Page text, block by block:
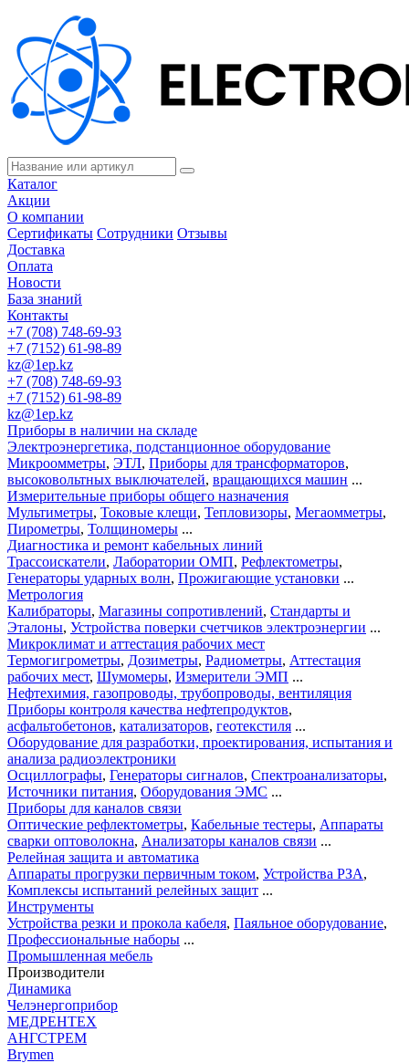
Каталог
Акции
О компании
Сертификаты Сотрудники Отзывы
Доставка
Оплата
Новости
База знаний
Контакты
+7 (708) 748-69-93
+7 (7152) 61-98-89
kz@1ep.kz
+7 (708) 748-69-93
+7 (7152) 61-98-89
kz@1ep.kz
Приборы в наличии на складе
Электроэнергетика, подстанционное оборудование
Микроомметры, ЭТЛ, Приборы для трансформаторов,
высоковольтных выключателей, вращающихся машин ...
Измерительные приборы общего назначения
Мультиметры, Токовые клещи, Тепловизоры, Мегаомметры,
Пирометры, Толщиномеры ...
Диагностика и ремонт кабельных линий
Трассоискатели, Лаборатории ОМП, Рефлектометры,
Генераторы ударных волн, Прожигающие установки ...
Метрология
Калибраторы, Магазины сопротивлений, Стандарты и
Эталоны, Устройства поверки счетчиков электроэнергии ...
Микроклимат и аттестация рабочих мест
Термогигрометры, Дозиметры, Радиометры, Аттестация
рабочих мест, Шумомеры, Измерители ЭМП ...
Нефтехимия, газопроводы, трубопроводы, вентиляция
Приборы контроля качества нефтепродуктов,
асфальтобетонов, катализаторов, геотекстиля ...
Оборудование для разработки, проектирования, испытания и
анализа радиоэлектроники
Осциллографы, Генераторы сигналов, Спектроанализаторы,
Источники питания, Оборудования ЭМС ...
Приборы для каналов связи
Оптические рефлектометры, Кабельные тестеры, Аппараты
сварки оптоволокна, Анализаторы каналов связи ...
Релейная защита и автоматика
Аппараты прогрузки первичным током, Устройства РЗА,
Комплексы испытаний релейных защит ...
Инструменты
Устройства резки и прокола кабеля, Паяльное оборудование,
Профессиональные наборы ...
Промышленная мебель
Производители
Динамика
Челэнергоприбор
МЕДРЕНТЕХ
АНГСТРЕМ
Brymen